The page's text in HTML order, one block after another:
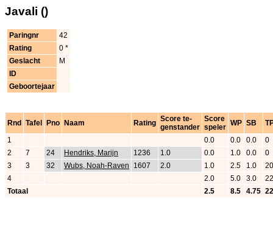
Javali ()
Paringnr
42
Rating
0 *
Geslacht
M
ID
Geboortejaar
Rnd Tafel Pno Naam Rating Score te-
genstander
Score
speler WP SB
1
0.0 0.0 0.0
0
2
7 24 Hendriks, Marijn 1236 1.0 0.0 1.0 0.0
0
3
3 32 Wubs, Noah-Raven 1607 2.0 1.0 2.5 1.0
4
2.0 5.0 3.0
Totaal
2.5 8.5 4.75